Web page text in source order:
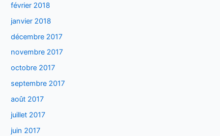
février 2018
janvier 2018
décembre 2017
novembre 2017
octobre 2017
septembre 2017
août 2017
juillet 2017
juin 2017